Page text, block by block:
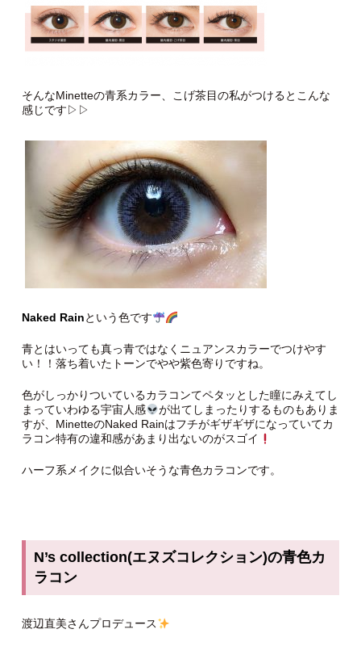
そんなMinetteの青系カラー、こげ茶目の私がつけるとこんな
感じです▷▷
Naked Rainという色です
青とはいっても真っ青ではなくニュアンスカラーでつけやす
い！！落ち着いたトーンでやや紫色寄りですね。
色がしっかりついているカラコンてペタッとした瞳にみえてし
まっていわゆる宇宙人感
が出てしまったりするものもありま
すが、MinetteのNaked Rainはフチがギザギザになっていてカ
ラコン特有の違和感があまり出ないのがスゴイ
ハーフ系メイクに似合いそうな青色カラコンです。
N’s collection(エヌズコレクション)の青色カ
ラコン
渡辺直美さんプロデュース